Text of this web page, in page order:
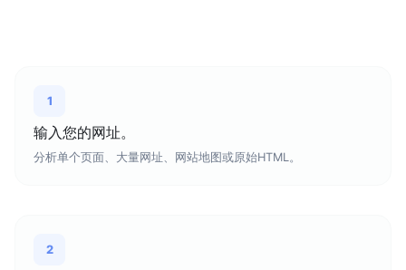
1
输入您的网址。
分析单个页面、大量网址、网站地图或原始HTML。
2